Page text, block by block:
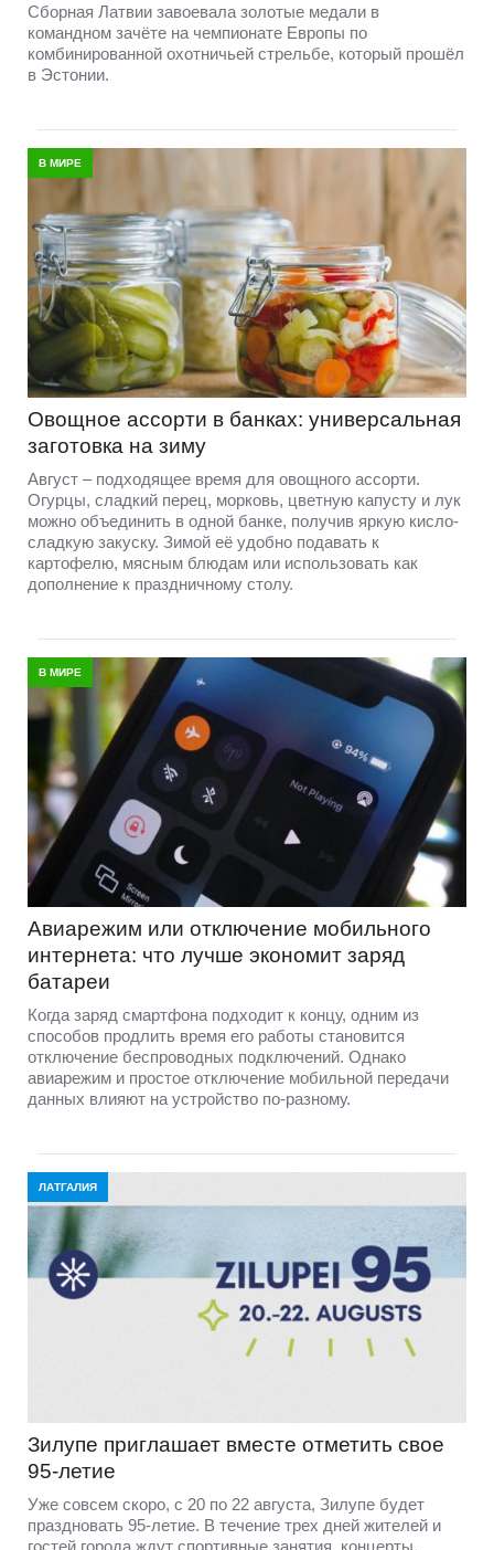
Сборная Латвии завоевала золотые медали в
командном зачёте на чемпионате Европы по
комбинированной охотничьей стрельбе, который прошёл
в Эстонии.
В МИРЕ
Овощное ассорти в банках: универсальная
заготовка на зиму
Август – подходящее время для овощного ассорти.
Огурцы, сладкий перец, морковь, цветную капусту и лук
можно объединить в одной банке, получив яркую кисло-
сладкую закуску. Зимой её удобно подавать к
картофелю, мясным блюдам или использовать как
дополнение к праздничному столу.
В МИРЕ
Авиарежим или отключение мобильного
интернета: что лучше экономит заряд
батареи
Когда заряд смартфона подходит к концу, одним из
способов продлить время его работы становится
отключение беспроводных подключений. Однако
авиарежим и простое отключение мобильной передачи
данных влияют на устройство по-разному.
ЛАТГАЛИЯ
Зилупе приглашает вместе отметить свое
95-летие
Уже совсем скоро, с 20 по 22 августа, Зилупе будет
праздновать 95-летие. В течение трех дней жителей и
гостей города ждут спортивные занятия, концерты,